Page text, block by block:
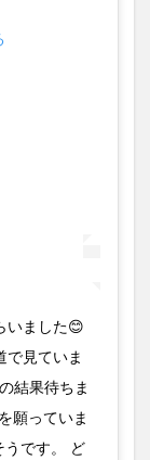
いました😊
で見ていま
結果待ちま
願っていま
うです。 ど